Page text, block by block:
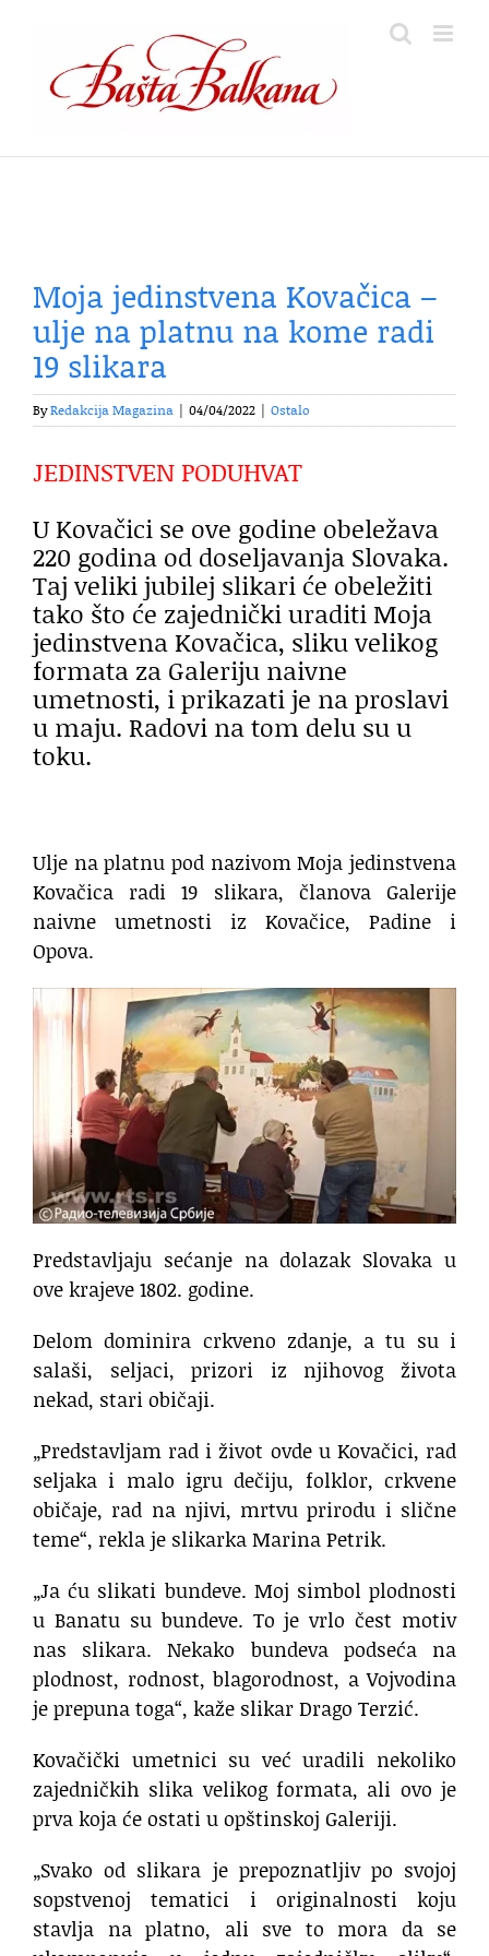
content
Moja jedinstvena Kovačica –
ulje na platnu na kome radi
19 slikara
ByRedakcija Magazina 04/04/2022 Ostalo
JEDINSTVEN PODUHVAT
U Kovačici se ove godine obeležava
220 godina od doseljavanja Slovaka.
Taj veliki jubilej slikari će obeležiti
tako što će zajednički uraditi Moja
jedinstvena Kovačica, sliku velikog
formata za Galeriju naivne
umetnosti, i prikazati je na proslavi
u maju. Radovi na tom delu su u
toku.
Ulje na platnu pod nazivom Moja jedinstvena
Kovačica radi 19 slikara, članova Galerije
naivne umetnosti iz Kovačice, Padine i
Opova.
Predstavljaju sećanje na dolazak Slovaka u
ove krajeve 1802. godine.
Delom dominira crkveno zdanje, a tu su i
salaši, seljaci, prizori iz njihovog života
nekad, stari običaji.
„Predstavljam rad i život ovde u Kovačici, rad
seljaka i malo igru dečiju, folklor, crkvene
običaje, rad na njivi, mrtvu prirodu i slične
teme“, rekla je slikarka Marina Petrik.
„Ja ću slikati bundeve. Moj simbol plodnosti
u Banatu su bundeve. To je vrlo čest motiv
nas slikara. Nekako bundeva podseća na
plodnost, rodnost, blagorodnost, a Vojvodina
je prepuna toga“, kaže slikar Drago Terzić.
Kovačički umetnici su već uradili nekoliko
zajedničkih slika velikog formata, ali ovo je
prva koja će ostati u opštinskoj Galeriji.
„Svako od slikara je prepoznatljiv po svojoj
sopstvenoj tematici i originalnosti koju
stavlja na platno, ali sve to mora da se